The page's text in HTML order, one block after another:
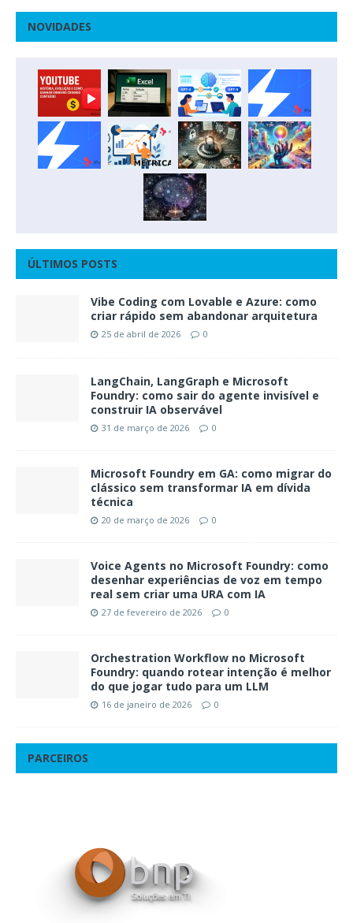
NOVIDADES
ÚLTIMOS POSTS
Vibe Coding com Lovable e Azure: como
criar rápido sem abandonar arquitetura
25 de abril de 2026 0
LangChain, LangGraph e Microsoft
Foundry: como sair do agente invisível e
construir IA observável
31 de março de 2026 0
Microsoft Foundry em GA: como migrar do
clássico sem transformar IA em dívida
técnica
20 de março de 2026 0
Voice Agents no Microsoft Foundry: como
desenhar experiências de voz em tempo
real sem criar uma URA com IA
27 de fevereiro de 2026 0
Orchestration Workflow no Microsoft
Foundry: quando rotear intenção é melhor
do que jogar tudo para um LLM
16 de janeiro de 2026 0
PARCEIROS